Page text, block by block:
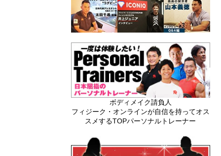
ボディメイク請負人
フィジーク・オンラインが自信を持ってオス
スメするTOPパーソナルトレーナー